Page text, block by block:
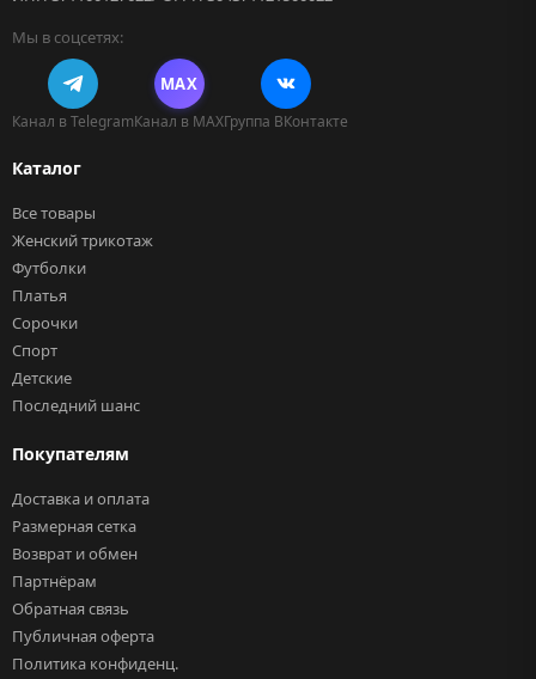
Мы в соцсетях:
Канал в Telegram
MAX
Канал в MAXГруппа ВКонтакте
Каталог
Все товары
Женский трикотаж
Футболки
Платья
Сорочки
Спорт
Детские
Последний шанс
Покупателям
Доставка и оплата
Размерная сетка
Возврат и обмен
Партнёрам
Обратная связь
Публичная оферта
Политика конфиденц.